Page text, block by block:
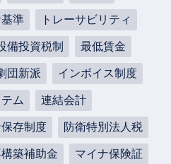
準 トレーサビリティ
備投資税制 最低賃金
団新派 インボイス制度
ム 連結会計
存制度 防衛特別法人税
築補助金 マイナ保険証